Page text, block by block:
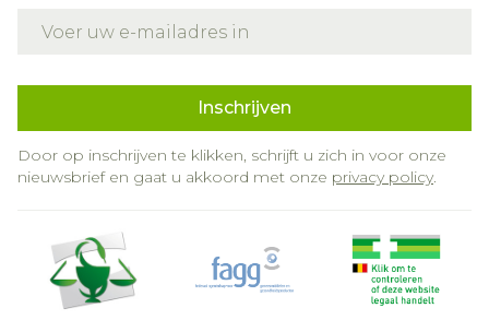
Inschrijven
Door op inschrijven te klikken, schrijft u zich in voor onze
nieuwsbrief en gaat u akkoord met onze privacy policy.